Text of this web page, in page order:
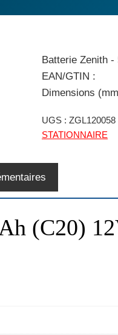
Batterie Zenith -
EAN/GTIN :
Dimensions
UGS :ZGL120058
STATIONNAIRE
(C20)